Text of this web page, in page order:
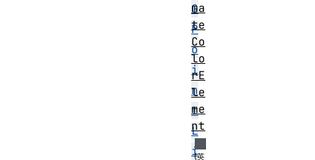
G
P
o
i
n
t
L
i
ma
te
Co
lo
rE
le
me
nt